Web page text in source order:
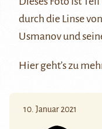
durch die Linse
Usmanov und
Hiergeht’s zu
10. Januar 2021